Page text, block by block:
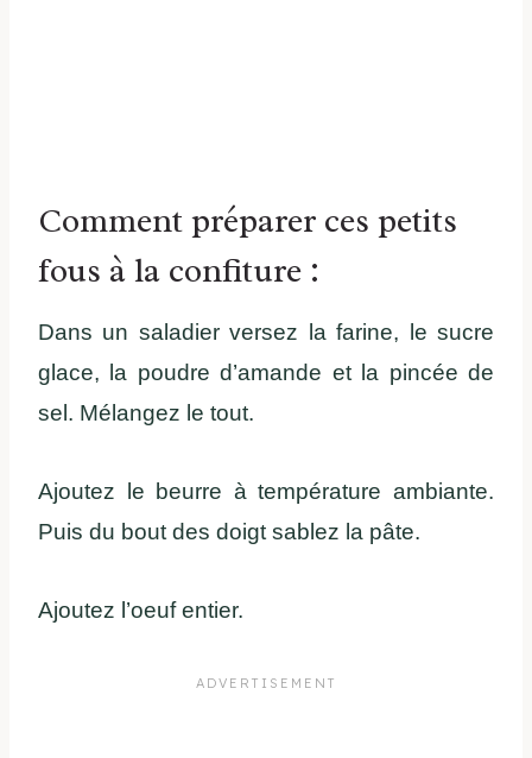
Comment préparer ces petits
fous à la confiture :
Dans un saladier versez la farine, le sucre
glace, la poudre d’amande et la pincée de
sel. Mélangez le tout.
Ajoutez le beurre à température ambiante.
Puis du bout des doigt sablez la pâte.
Ajoutez l’oeuf entier.